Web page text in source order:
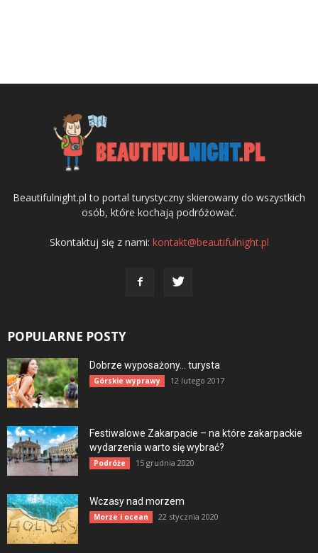
Beautifulnight.pl to portal turystyczny skierowany do wszystkich
osób, które kochają podróżować.
Skontaktuj się z nami: kontakt@beautifulnight.pl
POPULARNE POSTY
Dobrze wyposażony… turysta
Górskie wyprawy 12 lutego 2017
Festiwalowe Zakarpacie – na które zakarpackie
wydarzenia warto się wybrać?
Podróże 15 grudnia 2020
Wczasy nad morzem
Morze i ocean 22 stycznia 2020